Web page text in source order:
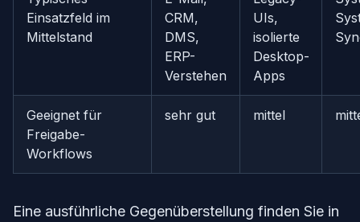
Einsatzfeld im
Mittelstand
CRM,
DMS,
ERP-
Verstehen
UIs,
isolierte
Desktop-
Apps
Geeignet für
Freigabe-
Workflows
sehr gut mittel
Eine ausführliche Gegenüberstellung finden Sie in